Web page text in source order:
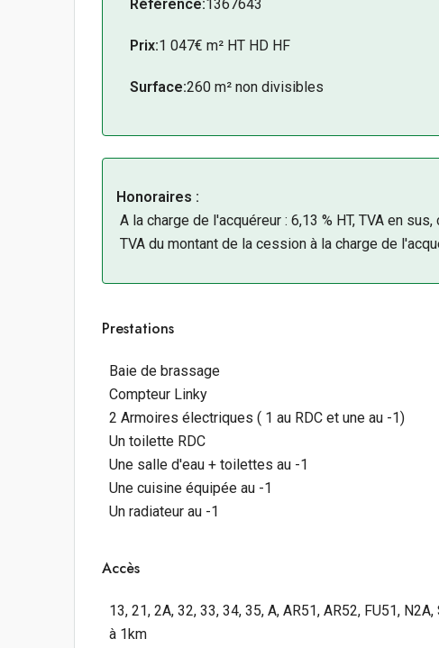
Référence:1367643
Prix:1 047€ m² HT HD HF
Surface:260 m² non divisibles
Honoraires :
A la charge de l'acquéreur : 6,13 % HT, TVA en
TVA du montant de la cession à la charge de
Prestations
Baie de brassage
Compteur Linky
2 Armoires électriques ( 1 au RDC et une au -1)
Un toilette RDC
Une salle d'eau + toilettes au -1
Une cuisine équipée au -1
Un radiateur au -1
Accès
13, 21, 2A, 32, 33, 34, 35, A, AR51, AR52, FU51,
à 1km